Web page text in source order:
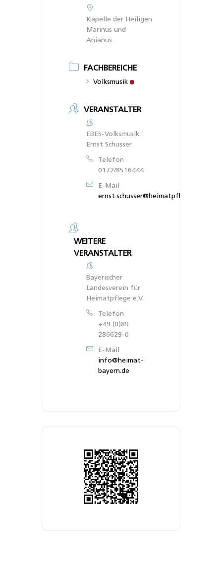
Kapelle der Heiligen
Marinus und
Anianus
FACHBEREICHE
Volksmusik
VERANSTALTER
EBES-Volksmusik :
Ernst Schusser
Telefon
0172/8516444
E-Mail
ernst.schusser@heimatpfleger.bayern
WEITERE
VERANSTALTER
Bayerischer
Landesverein für
Heimatpflege e.V.
Telefon
+49 (0)89
286629-0
E-Mail
info@heimat-
bayern.de